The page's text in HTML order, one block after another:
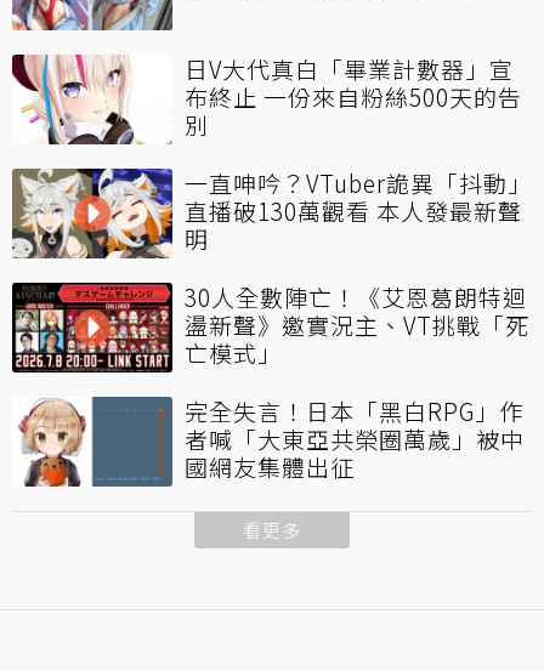
日V大代真白「畢業計數器」宣
布終止 一份來自粉絲500天的告
別
一直呻吟？VTuber詭異「抖動」
直播破130萬觀看 本人發最新聲
明
30人全數陣亡！《艾恩葛朗特迴
盪新聲》邀實況主、VT挑戰「死
亡模式」
完全失言！日本「黑白RPG」作
者喊「大東亞共榮圈萬歲」被中
國網友集體出征
看更多